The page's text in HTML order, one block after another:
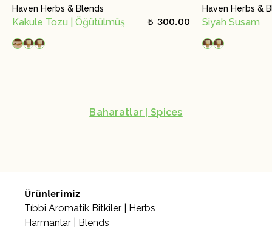
Haven Herbs & Blends
Kakule Tozu | Öğütülmüş ₺ 300.00
Haven Herbs &
Siyah Susam
Baharatlar | Spices
Ürünlerimiz
Tıbbi Aromatik Bitkiler | Herbs
Harmanlar | Blends